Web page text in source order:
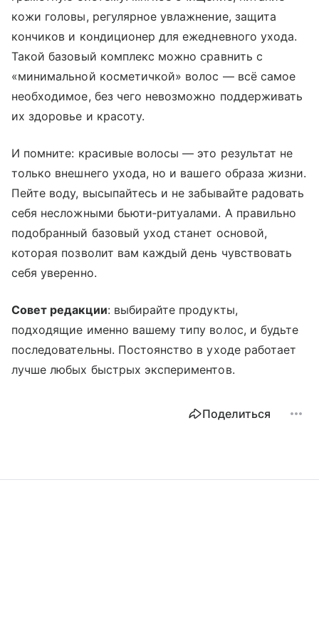
кожи головы, регулярное увлажнение, защита
кончиков и кондиционер для ежедневного ухода.
Такой базовый комплекс можно сравнить с
«минимальной косметичкой» волос — всё самое
необходимое, без чего невозможно поддерживать
их здоровье и красоту.
И помните: красивые волосы — это результат не
только внешнего ухода, но и вашего образа жизни.
Пейте воду, высыпайтесь и не забывайте радовать
себя несложными бьюти‑ритуалами. А правильно
подобранный базовый уход станет основой,
которая позволит вам каждый день чувствовать
себя уверенно.
Совет редакции: выбирайте продукты,
подходящие именно вашему типу волос, и будьте
последовательны. Постоянство в уходе работает
лучше любых быстрых экспериментов.
Поделиться